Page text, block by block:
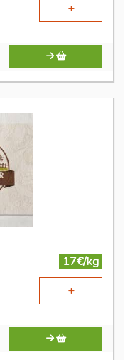
+
17€/kg
+